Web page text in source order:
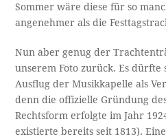
Sommer wäre diese für so
angenehmer als die
Nun aber genug der
unserem Foto zurück. Es dürfte
Ausflug der Musikkapelle als
denn die offizielle Gründung
Rechtsform erfolgte im Jahr
existierte bereits seit 1813).